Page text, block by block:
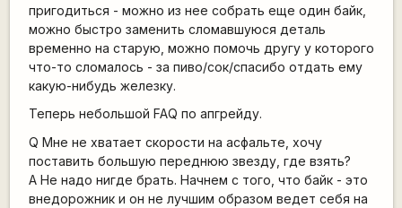
пригодиться - можно из нее собрать еще один байк,
можно быстро заменить сломавшуюся деталь
временно на старую, можно помочь другу у которого
что-то сломалось - за пиво/сок/спасибо отдать ему
какую-нибудь железку.
Теперь небольшой FAQ по апгрейду.
Q Мне не хватает скорости на асфальте, хочу
поставить большую переднюю звезду, где взять?
A Не надо нигде брать. Начнем с того, что байк - это
внедорожник и он не лучшим образом ведет себя на